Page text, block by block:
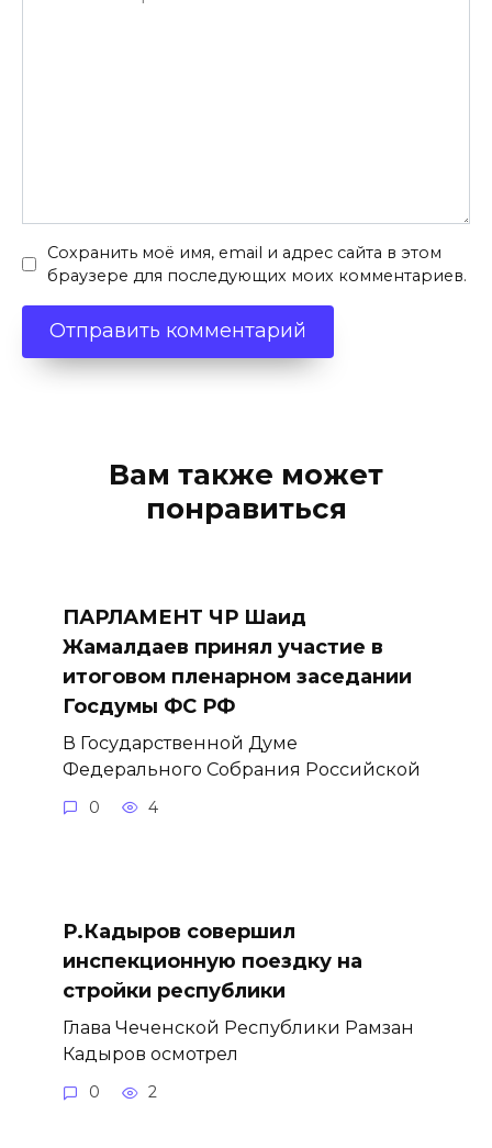
Сохранить моё имя, email и адрес сайта в этом
браузере для последующих моих комментариев.
Вам также может
понравиться
ПАРЛАМЕНТ ЧР Шаид
Жамалдаев принял участие в
итоговом пленарном заседании
Госдумы ФС РФ
В Государственной Думе
Федерального Собрания Российской
0 4
Р.Кадыров совершил
инспекционную поездку на
стройки республики
Глава Чеченской Республики Рамзан
Кадыров осмотрел
0 2